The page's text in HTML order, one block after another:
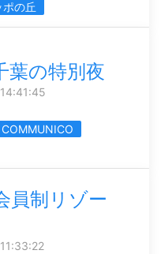
ポの丘
葉の特別夜
員制リゾー